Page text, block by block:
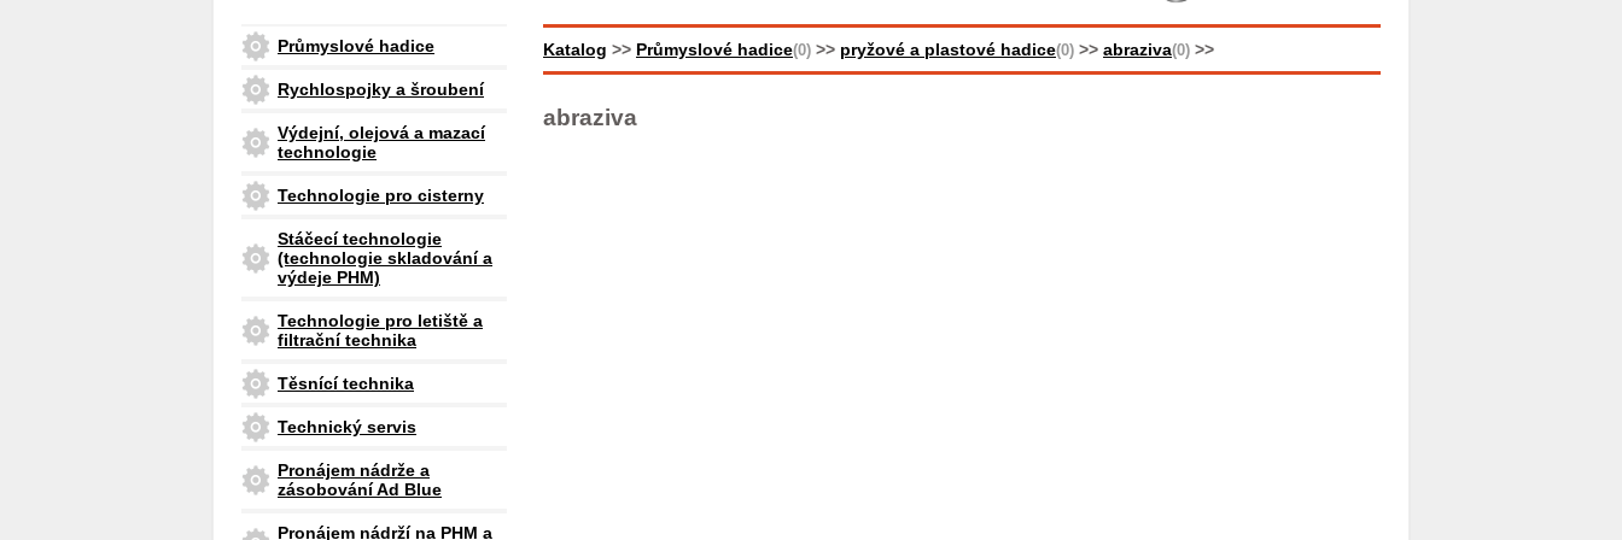
Průmyslové hadice
Rychlospojky a šroubení
Výdejní, olejová a mazací
technologie
Technologie pro cisterny
Stáčecí technologie
(technologie skladování a
výdeje PHM)
Technologie pro letiště a
filtrační technika
Těsnící technika
Technický servis
Pronájem nádrže a
zásobování Ad Blue
Pronájem nádrží na PHM a
Katalog >> Průmyslové hadice(0) >> pryžové a plastové hadice(0) >> abraziva(0) >>
abraziva